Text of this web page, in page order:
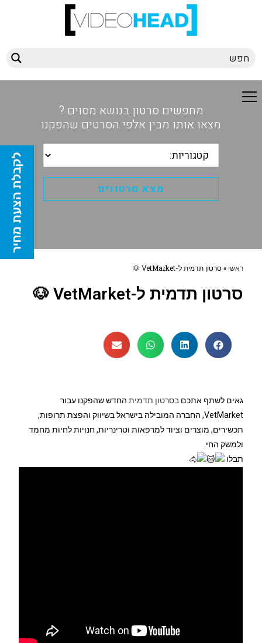
מחפשים סרטון בנושא מסוים ?
מצאו אותו מבין אלפי הסרטים שהפקנו
ראשי »סרטון תדמית ל-VetMarket 🐶
סרטון תדמית ל-VetMarket 🐶
גאים לשתף אתכםבסרטון תדמית החדש שהפקנו עבור
VetMarket, החברה המובילה בישראל בשיווק והפצת תרופות,
תכשירים, מוצרים וציוד למרפאות וטרינריות, חנויות לחיות מחמד
ולמשק החי.
תבלו